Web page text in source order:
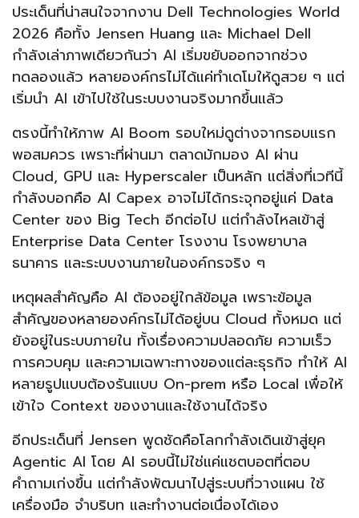
ประเด็นที่น่าสนใจจากงาน Dell Technologies World
2026 คือทั้ง Jensen Huang และ Michael Dell
กำลังเล่าภาพเดียวกันว่า AI เริ่มขยับออกจากช่วง
ทดลองแล้ว หลายองค์กรไม่ได้แค่ทำเดโมให้ดูสวย ๆ แต่
เริ่มนำ AI เข้าไปใช้ในระบบงานจริงมากขึ้นแล้ว
ตรงนี้ทำให้ภาพ AI Boom รอบใหม่ดูต่างจากรอบแรก
พอสมควร เพราะที่ผ่านมา ตลาดมักมอง AI ผ่าน
Cloud, GPU และ Hyperscaler เป็นหลัก แต่สิ่งที่เวทีนี้
กำลังบอกคือ AI Capex อาจไม่ได้กระจุกอยู่แค่ Data
Center ของ Big Tech อีกต่อไป แต่กำลังไหลเข้าสู่
Enterprise Data Center โรงงาน โรงพยาบาล
ธนาคาร และระบบงานภายในองค์กรจริง ๆ
เหตุผลสำคัญคือ AI ต้องอยู่ใกล้ข้อมูล เพราะข้อมูล
สำคัญของหลายองค์กรไม่ได้อยู่บน Cloud ทั้งหมด แต่
ยังอยู่ในระบบภายใน ทั้งเรื่องความปลอดภัย ความเร็ว
การควบคุม และความเฉพาะทางของแต่ละธุรกิจ ทำให้ AI
หลายรูปแบบต้องรันแบบ On-prem หรือ Local เพื่อให้
เข้าใจ Context ของงานและใช้งานได้จริง
อีกประเด็นที่ Jensen พูดชัดคือโลกกำลังเดินเข้าสู่ยุค
Agentic AI โดย AI รอบนี้ไม่ใช่แค่แชตบอตที่ตอบ
คำถามเก่งขึ้น แต่กำลังพัฒนาไปสู่ระบบที่วางแผน ใช้
เครื่องมือ จำบริบท และทำงานต่อเนื่องได้เอง